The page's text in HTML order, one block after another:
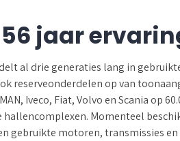
jaar
al drie generaties lang in
reserveonderdelen op van
Iveco, Fiat, Volvo en Scania op
Momenteel
gebruikte motoren, transmissies en